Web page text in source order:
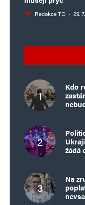
Redakce TO · 29.
Kdo
žádá
Na